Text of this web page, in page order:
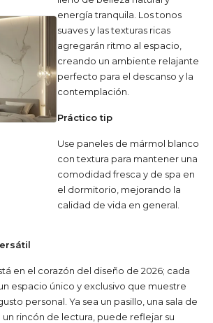
energía tranquila. Los tonos
suaves y las texturas ricas
agregarán ritmo al espacio,
creando un ambiente relajante
perfecto para el descanso y la
contemplación.
Práctico tip
Use paneles de mármol blanco
con textura para mantener una
comodidad fresca y de spa en
el dormitorio, mejorando la
calidad de vida en general.
en el corazón del diseño de 2026; cada
espacio único y exclusivo que muestre
personal. Ya sea un pasillo, una sala de
rincón de lectura, puede reflejar su